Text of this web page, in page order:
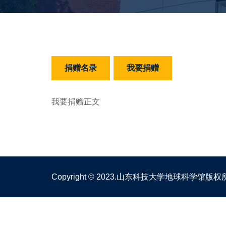
捐赠名录 我要捐赠
我要捐赠正文
Copyright © 2023.山东科技大学地球科学馆版权